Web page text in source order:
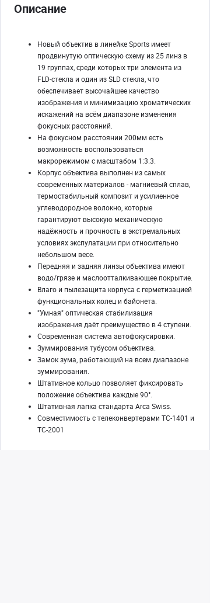
Описание
Новый объектив в линейке Sports имеет
продвинутую оптическую схему из 25 линз в
19 группах, среди которых три элемента из
FLD-стекла и один из SLD стекла, что
обеспечивает высочайшее качество
изображения и минимизацию хроматических
искажений на всём диапазоне изменения
фокусных расстояний.
На фокусном расстоянии 200мм есть
возможность воспользоваться
макрорежимом с масштабом 1:3.3.
Корпус объектива выполнен из самых
современных материалов - магниевый сплав,
термостабильный композит и усилиенное
углеводородное волокно, которые
гарантируют высокую механическую
надёжность и прочность в экстремальных
условиях экспулатации при относительно
небольшом весе.
Передняя и задняя линзы объектива имеют
водо/грязе и маслоотталкивающее покрытие.
Влаго и пылезащита корпуса с герметизацией
функциональных колец и байонета.
"Умная" оптическая стабилизация
изображения даёт преимущество в 4 ступени.
Современная система автофокусировки.
Зуммирования тубусом объектива.
Замок зума, работающий на всем диапазоне
зуммирования.
Штативное кольцо позволяет фиксировать
положение объектива каждые 90°.
Штативная лапка стандарта Arca Swiss.
Совместимость с телеконвертерами ТС-1401 и
ТС-2001